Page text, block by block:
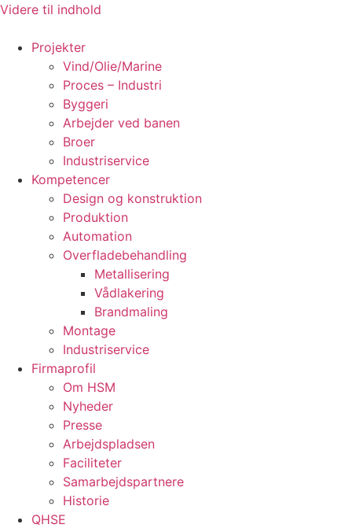
Videre til indhold
Projekter
Vind/Olie/Marine
Proces – Industri
Byggeri
Arbejder ved banen
Broer
Industriservice
Kompetencer
Design og konstruktion
Produktion
Automation
Overfladebehandling
Metallisering
Vådlakering
Brandmaling
Montage
Industriservice
Firmaprofil
Om HSM
Nyheder
Presse
Arbejdspladsen
Faciliteter
Samarbejdspartnere
Historie
QHSE